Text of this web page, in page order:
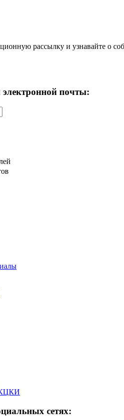
рассылку и узнавайте о
электронной почты:
сетях: